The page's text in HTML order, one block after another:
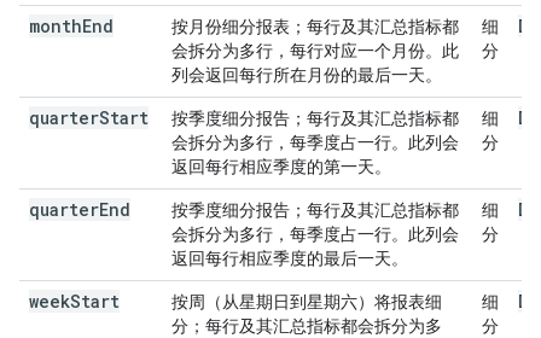
monthEnd
按月份细分报表；每行及其汇总指标都
会拆分为多行，每行对应一个月份。此
列会返回每行所在月份的最后一天。
细
分
quarterStart
按季度细分报告；每行及其汇总指标都
会拆分为多行，每季度占一行。此列会
返回每行相应季度的第一天。
细
分
quarterEnd
按季度细分报告；每行及其汇总指标都
会拆分为多行，每季度占一行。此列会
返回每行相应季度的最后一天。
细
分
weekStart
按周（从星期日到星期六）将报表细
分；每行及其汇总指标都会拆分为多
细
分